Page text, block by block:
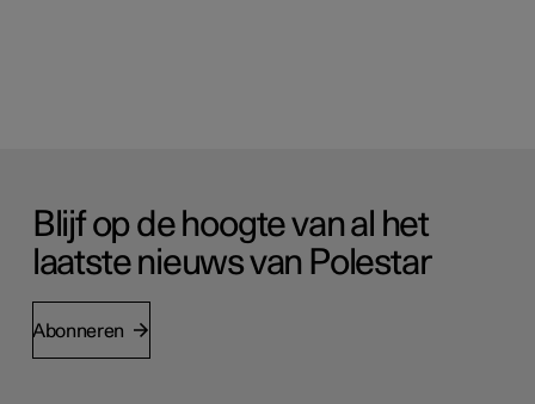
Blijf op de hoogte van al het
laatste nieuws van Polestar
Abonneren